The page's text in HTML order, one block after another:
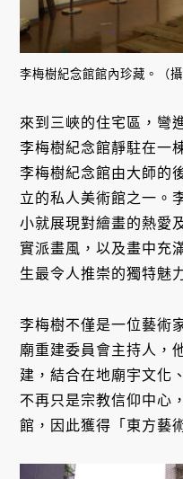
李梅樹紀念館館內珍藏。（
來到三峽的住宅區，彎
李梅樹紀念館靜駐在一
李梅樹紀念館由大師的
立的私人美術館之一。
小就展現對繪畫的熱愛
實派畫風，以及畫中充
生最令人推崇的獨特魅
李梅樹不僅是一位藝術
廟重建委員會主持人，
建，結合在地廟宇文化
不再只是宗教信仰中心
館，因此獲得「東方藝